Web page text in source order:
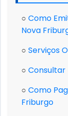
○ Como
Nova
○ Serviços
○ Consultar
○ Como
Friburgo